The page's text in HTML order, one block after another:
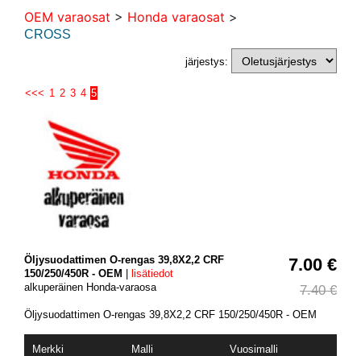
OEM varaosat > Honda varaosat >
CROSS
järjestys:
<<< 1 2 3 4 5
7.00 €
7.40 €
Öljysuodattimen O-rengas 39,8X2,2 CRF
150/250/450R - OEM
lisätiedot
alkuperäinen Honda-varaosa
Öljysuodattimen O-rengas 39,8X2,2 CRF 150/250/450R - OEM
Merkki Malli
Vuosimalli